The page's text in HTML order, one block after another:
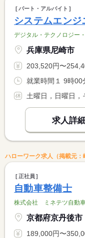
パート・アルバイト
システムエンジ
デジタル・テクノロジー
兵庫県尼崎市
203,520円〜254,400円 ※フルタイム求
就業時間１ 9時00
土曜日，日曜日，
求人詳
ハローワーク求人（掲載元：
正社員
自動車整備士
株式会社 ミネテツ自動
京都府京丹後市
189,000円〜350,000円 ※フルタイム求